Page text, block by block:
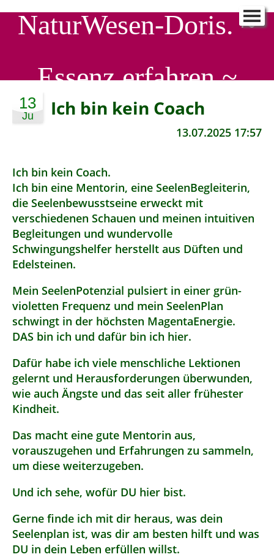
NaturWesen-Doris. ~
Essenz erfahren ~
13
Ju Ich bin kein Coach
13.07.2025 17:57
Ich bin kein Coach.
Ich bin eine Mentorin, eine SeelenBegleiterin,
die Seelenbewusstseine erweckt mit
verschiedenen Schauen und meinen intuitiven
Begleitungen und wundervolle
Schwingungshelfer herstellt aus Düften und
Edelsteinen.
Mein SeelenPotenzial pulsiert in einer grün-
violetten Frequenz und mein SeelenPlan
schwingt in der höchsten MagentaEnergie.
DAS bin ich und dafür bin ich hier.
Dafür habe ich viele menschliche Lektionen
gelernt und Herausforderungen überwunden,
wie auch Ängste und das seit aller frühester
Kindheit.
Das macht eine gute Mentorin aus,
vorauszugehen und Erfahrungen zu sammeln,
um diese weiterzugeben.
Und ich sehe, wofür DU hier bist.
Gerne finde ich mit dir heraus, was dein
Seelenplan ist, was dir am besten hilft und was
DU in dein Leben erfüllen willst.
NaturWesen-Doris. ▼
90 Tage - ein Neues ICH
SeelenWirkstatt